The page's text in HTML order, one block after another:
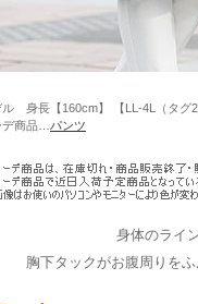
ル 身長【160cm】 【LL-4L（タグ2
商品… パンツ
身体のライ
胸下タックがお腹周りを